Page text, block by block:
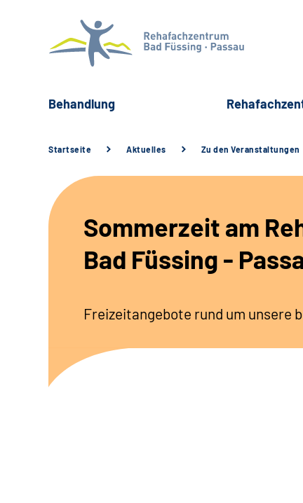
Behandlung
Startseite Aktuelles Zu den Veranstaltungen
Sommerzeit am
Bad Füssing -
Freizeitangebote rund um unsere